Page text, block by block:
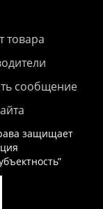
товара
сообщение
защищает